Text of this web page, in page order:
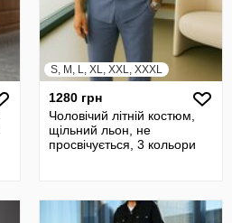
S, M, L, XL, XXL, XXXL
1280 грн
Чоловічий літній костюм,
щільний льон, не
просвічується, 3 кольори